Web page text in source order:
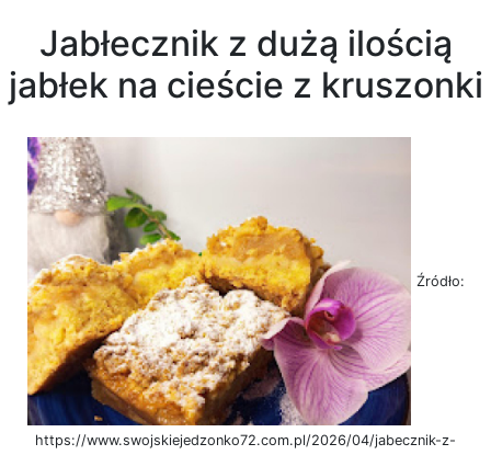
Jabłecznik z dużą ilością
jabłek na cieście z kruszonki
Źródło:
https://www.swojskiejedzonko72.com.pl/2026/04/jabecznik-z-